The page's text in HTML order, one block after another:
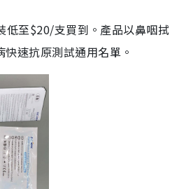
低至$20/支買到。產品以鼻咽
速抗原測試通用名單。